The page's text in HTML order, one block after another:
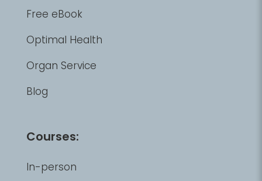
Free eBook
Optimal Health
Organ Service
Blog
Courses:
In-person